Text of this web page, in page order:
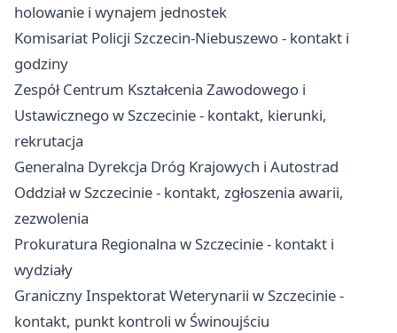
holowanie i wynajem jednostek
Komisariat Policji Szczecin-Niebuszewo - kontakt i
godziny
Zespół Centrum Kształcenia Zawodowego i
Ustawicznego w Szczecinie - kontakt, kierunki,
rekrutacja
Generalna Dyrekcja Dróg Krajowych i Autostrad
Oddział w Szczecinie - kontakt, zgłoszenia awarii,
zezwolenia
Prokuratura Regionalna w Szczecinie - kontakt i
wydziały
Graniczny Inspektorat Weterynarii w Szczecinie -
kontakt, punkt kontroli w Świnoujściu